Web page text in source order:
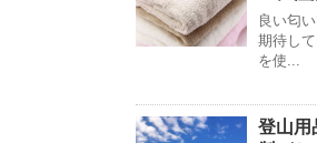
良い匂
期待し
を使...
登山用